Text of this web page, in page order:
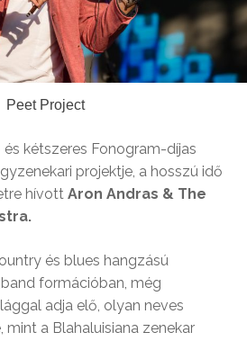
Peet Project
és kétszeres Fonogram-díjas
projektje, a hosszú idő
hívott Aron Andras & The
és blues hangzású
formációban, még
adja elő, olyan neves
mint a Blahaluisiana zenekar